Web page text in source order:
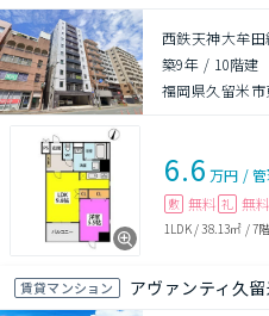
西鉄天神大牟
築9年 / 10階建
福岡県久留米
6.6 万円 /
敷 無料 礼 無料
1LDK/38.13㎡ /7階
賃貸マンション アヴァンティ久